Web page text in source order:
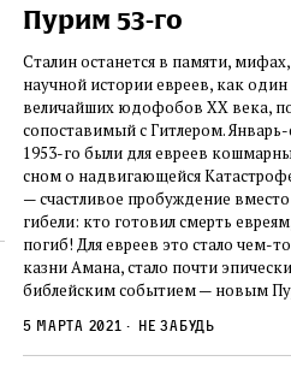
Пурим 53-го
Сталин останется в памяти,
научной истории евреев, как один
величайших юдофобов XX века,
сопоставимый с Гитлером.
1953-го были для евреев
сном о надвигающейся
— счастливое пробуждение
гибели: кто готовил смерть
погиб! Для евреев это стало чем-
казни Амана, стало почти
библейским событием — новым
5 марта 2021 Не забудь